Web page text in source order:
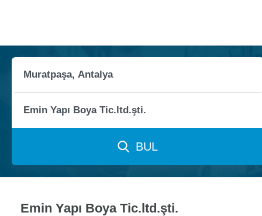
BUL
Emin Yapı Boya Tic.ltd.şti.